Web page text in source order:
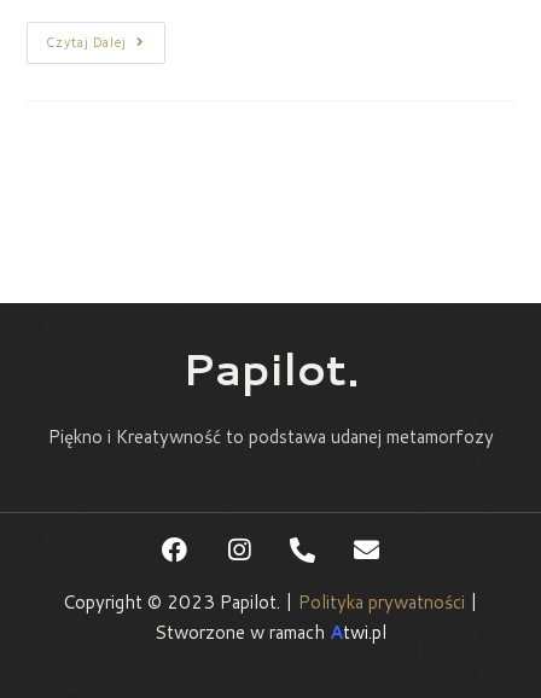
Czytaj Dalej
Papilot.
Piękno i Kreatywność to podstawa udanej metamorfozy
Copyright © 2023 Papilot. | Polityka prywatności
Stworzone w ramach Atwi.pl